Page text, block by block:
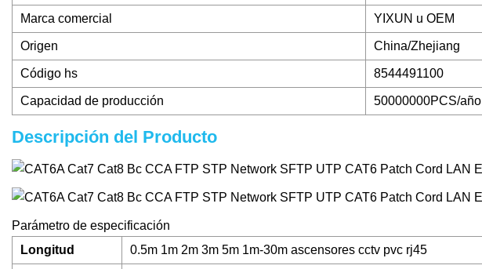
Marca comercial YIXUN u OEM
Origen China/Zhejiang
Código hs 8544491100
Capacidad de producción 50000000PCS/año
Descripción del Producto
Parámetro de especificación
Longitud
0.5m 1m 2m 3m 5m 1m-30m ascensores cctv pvc rj45